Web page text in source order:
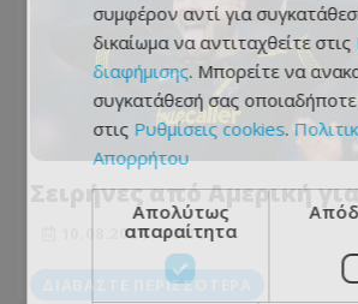
Σειρήνες από Αμερική
10.08.2024 - 13:12
ΔΙΑΒΆΣΤΕ ΠΕΡΙΣΣΌΤΕΡΑ
συμφέρον αντί για
δικαίωμα να αντιταχθείτε στις
διαφήμισης. Μπορείτε να
συγκατάθεσή σας οποιαδήποτε
στις Ρυθμίσεις cookies.
Απορρήτου
Απολύτως
απαραίτητα